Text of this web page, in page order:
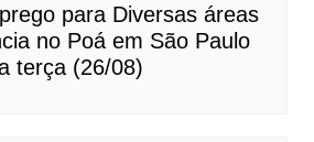
para Diversas áreas
no Poá em São Paulo
terça (26/08)